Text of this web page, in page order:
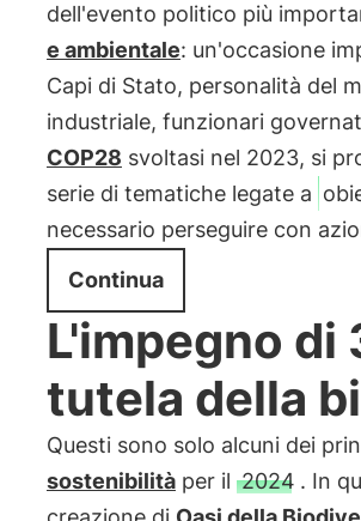
dell'evento politico più
e ambientale: un'occasione
Capi di Stato, personalità del
industriale, funzionari
COP28 svoltasi nel 2023, si
serie di tematiche legate a
necessario perseguire con
Continua
L'impegno di
tutela della
Questi sono solo alcuni dei
sostenibilitàper il 2024 . In